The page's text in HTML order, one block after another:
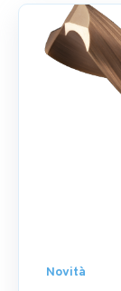
Novità